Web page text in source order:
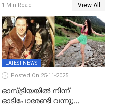
സൂപ്പർവൈസർ
ജീവനൊടുക്കി
1 Min Read View All
LATEST NEWS
Posted On 25-11-2025
ഓസ്ട്രിയയിൽ നിന്ന്
ഓടിപോരേണ്ടി വന്നു;